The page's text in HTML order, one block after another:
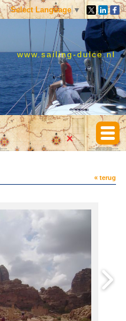
Select Language ▼
www.sailing-dulce.nl
« terug